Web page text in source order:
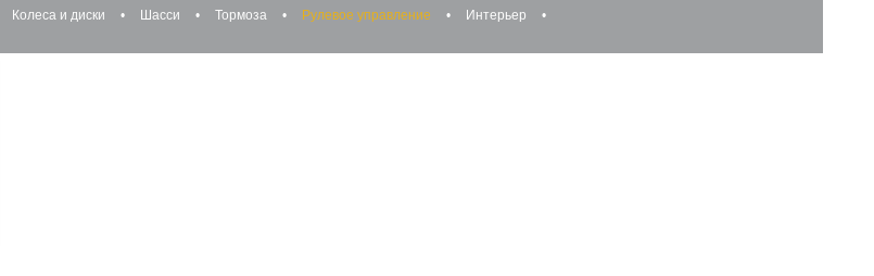
Колеса и диски • Шасси • Тормоза • Рулевое управление • Интерьер
•